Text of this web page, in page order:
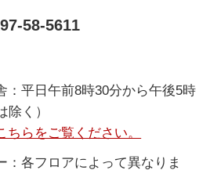
58-5611
：平日午前8時30分から午後5時
く）
らをご覧ください。
：各フロアによって異なりま